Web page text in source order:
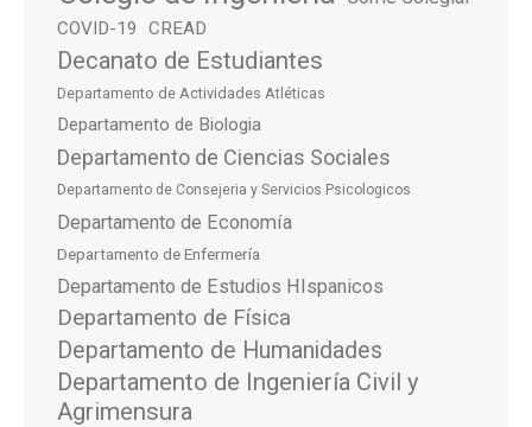
COVID-19 CREAD
Decanato de Estudiantes
Departamento de Actividades Atléticas
Departamento de Biologia
Departamento de Ciencias Sociales
Departamento de Consejeria y Servicios Psicologicos
Departamento de Economía
Departamento de Enfermería
Departamento de Estudios HIspanicos
Departamento de Física
Departamento de Humanidades
Departamento de Ingeniería Civil y
Agrimensura